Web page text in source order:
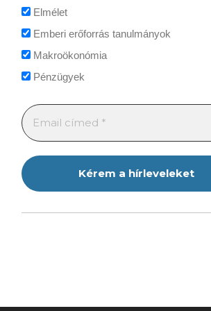
Elmélet
Emberi erőforrás tanulmányok
Makroökonómia
Pénzügyek